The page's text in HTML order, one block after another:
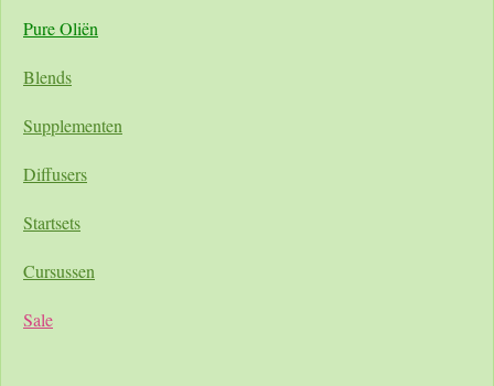
Pure Oliën
Blends
Supplementen
Diffusers
Startsets
Cursussen
Sale